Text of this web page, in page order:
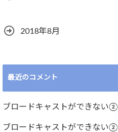
2018年8月
最近のコメント
ブロードキャストができない②
ブロードキャストができない②